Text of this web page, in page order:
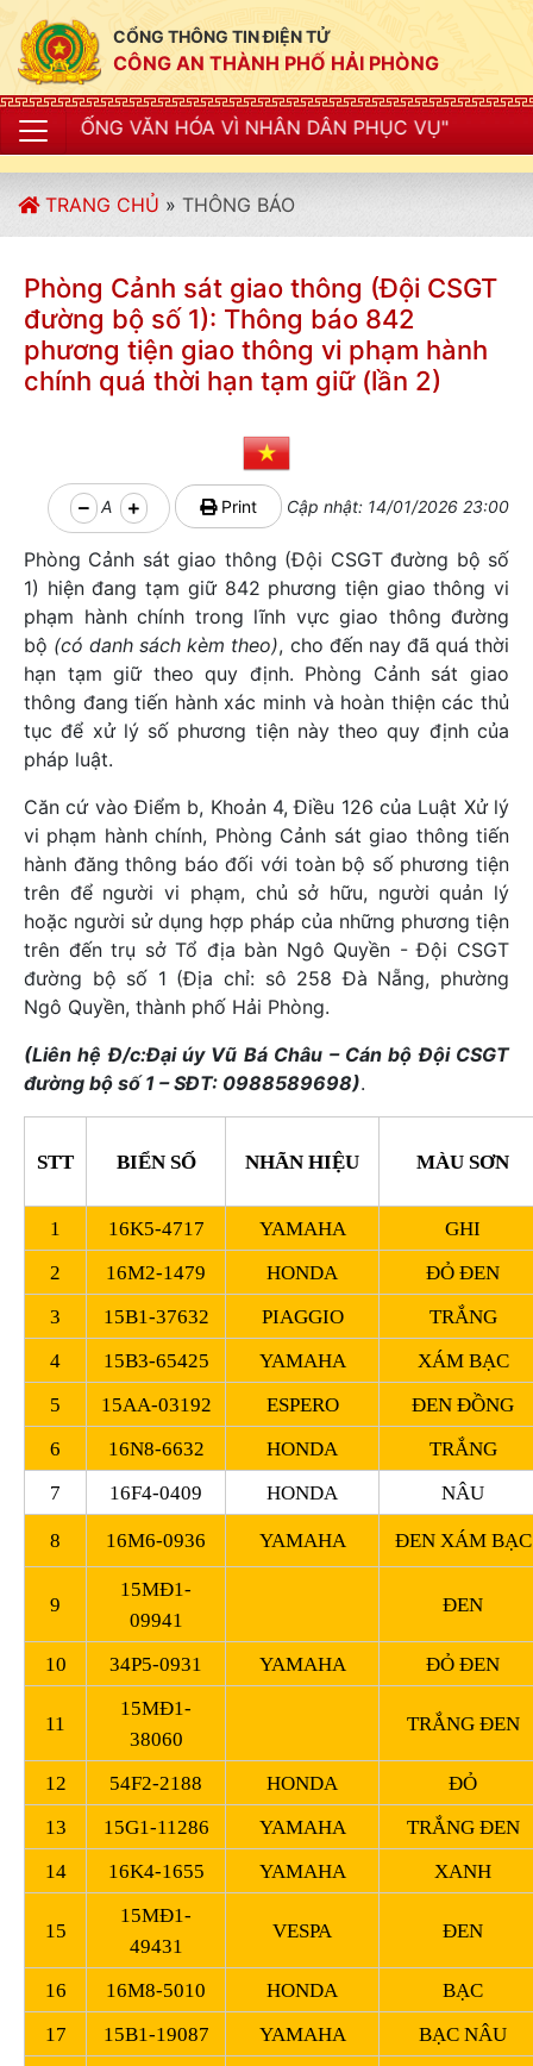
CỔNG THÔNG TIN ĐIỆN TỬ
CÔNG AN THÀNH PHỐ HẢI PHÒNG
HÓA VÌ NHÂN DÂN PHỤC VỤ"
TRANG CHỦ » THÔNG BÁO
Phòng Cảnh sát giao thông (Đội CSGT
đường bộ số 1): Thông báo 842
phương tiện giao thông vi phạm hành
chính quá thời hạn tạm giữ (lần 2)
A Print Cập nhật: 14/01/2026 23:00
Phòng Cảnh sát giao thông (Đội CSGT đường bộ số
1) hiện đang tạm giữ 842 phương tiện giao thông vi
phạm hành chính trong lĩnh vực giao thông đường
bộ (có danh sách kèm theo), cho đến nay đã quá thời
hạn tạm giữ theo quy định. Phòng Cảnh sát giao
thông đang tiến hành xác minh và hoàn thiện các thủ
tục để xử lý số phương tiện này theo quy định của
pháp luật.
Căn cứ vào Điểm b, Khoản 4, Điều 126 của Luật Xử lý
vi phạm hành chính, Phòng Cảnh sát giao thông tiến
hành đăng thông báo đối với toàn bộ số phương tiện
trên để người vi phạm, chủ sở hữu, người quản lý
hoặc người sử dụng hợp pháp của những phương tiện
trên đến trụ sở Tổ địa bàn Ngô Quyền - Đội CSGT
đường bộ số 1 (Địa chỉ: sô 258 Đà Nẵng, phường
Ngô Quyền, thành phố Hải Phòng.
(Liên hệ Đ/c:Đại úy Vũ Bá Châu – Cán bộ Đội CSGT
đường bộ số 1 – SĐT: 0988589698).
STT BIỂN SỐ NHÃN HIỆU MÀU SƠN
1 16K5-4717 YAMAHA
GHI
2
16M2-1479 HONDA
ĐỎ ĐEN
3
15B1-37632 PIAGGIO
TRẮNG
4
15B3-65425 YAMAHA
XÁM BẠC
5
15AA-03192 ESPERO
ĐEN ĐỒNG
6
16N8-6632 HONDA
TRẮNG
7
16F4-0409 HONDA NÂU
8 16M6-0936 YAMAHA ĐEN XÁM BẠC
9
15MĐ1-
09941
ĐEN
10 34P5-0931 YAMAHA ĐỎ ĐEN
11
15MĐ1-
38060
TRẮNG ĐEN
12 54F2-2188 HONDA
ĐỎ
13
15G1-11286 YAMAHA
TRẮNG ĐEN
14
16K4-1655 YAMAHA XANH
15
15MĐ1-
49431
VESPA ĐEN
16 16M8-5010 HONDA
BẠC
17
15B1-19087 YAMAHA BẠC NÂU